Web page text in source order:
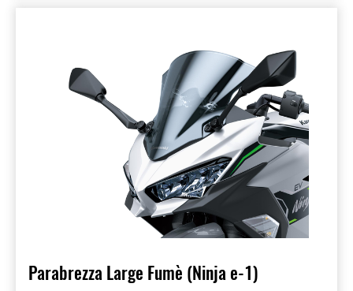
Parabrezza Large Fumè (Ninja e-1)